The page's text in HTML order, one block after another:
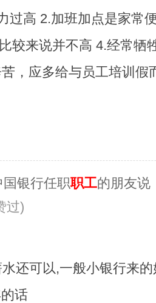
过高 2.加班加点是家常
较来说并不高 4.经常牺
，应多给与员工培训假
国银行任职职工的朋友说
过)
还可以,一般小银行来
话